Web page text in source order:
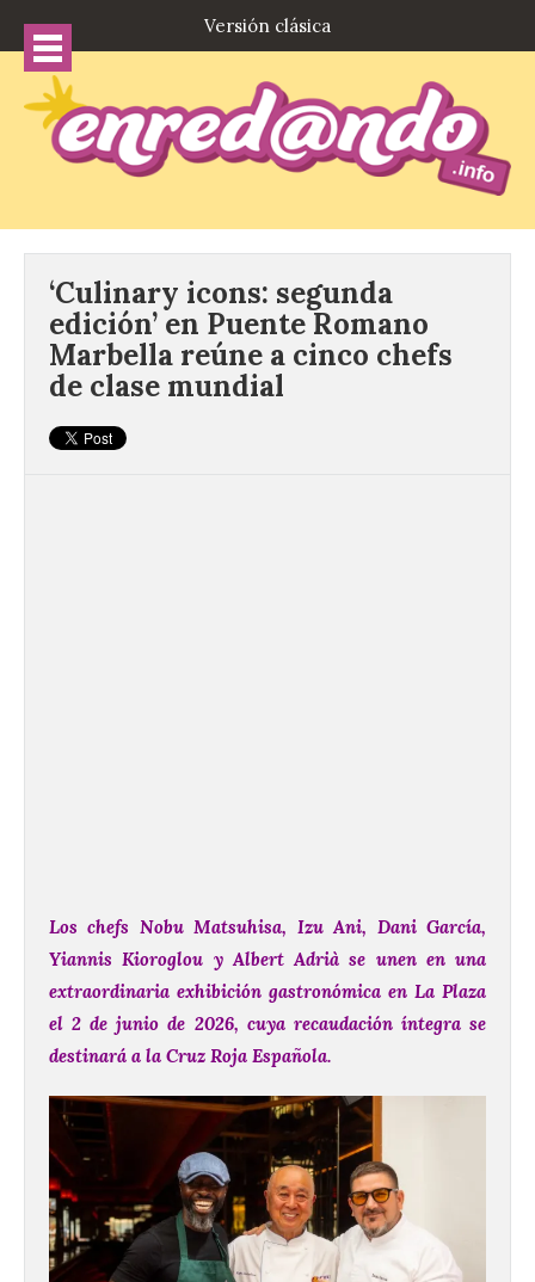
Versión clásica
‘Culinary icons: segunda
edición’ en Puente Romano
Marbella reúne a cinco chefs
de clase mundial
Los chefs Nobu Matsuhisa, Izu Ani, Dani García,
Yiannis Kioroglou y Albert Adrià se unen en una
extraordinaria exhibición gastronómica en La Plaza
el 2 de junio de 2026, cuya recaudación íntegra se
destinará a la Cruz Roja Española.